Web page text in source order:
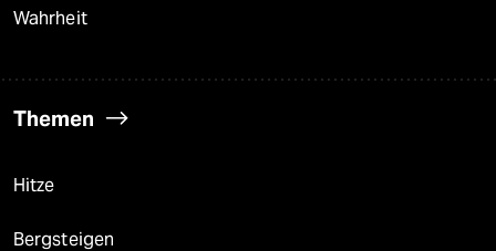
Wahrheit
Themen
Hitze
Bergsteigen